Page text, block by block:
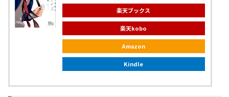
楽天ブックス
楽天kobo
Amazon
Kindle